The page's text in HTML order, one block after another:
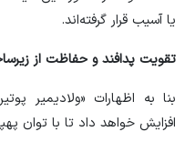
یا آسیب قرار گرفته‌اند.
تقویت پدافند و حفاظت از
بنا به اظهارات «ولادیمیر
افزایش خواهد داد تا با توان